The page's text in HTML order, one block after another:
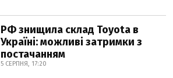
РФ знищила склад Toyota в
Україні: можливі затримки з
постачанням
5 СЕРПНЯ, 17:20